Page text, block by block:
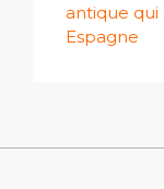
antique
Espagne